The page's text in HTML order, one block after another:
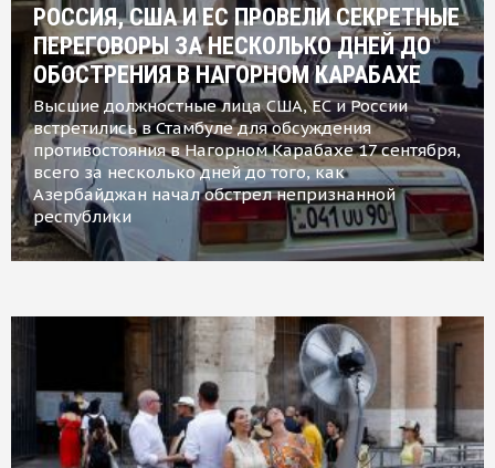
РОССИЯ, США И ЕС ПРОВЕЛИ СЕКРЕТНЫЕ
ПЕРЕГОВОРЫ ЗА НЕСКОЛЬКО ДНЕЙ ДО
ОБОСТРЕНИЯ В НАГОРНОМ КАРАБАХЕ
Высшие должностные лица США, ЕС и России
встретились в Стамбуле для обсуждения
противостояния в Нагорном Карабахе 17 сентября,
всего за несколько дней до того, как
Азербайджан начал обстрел непризнанной
республики